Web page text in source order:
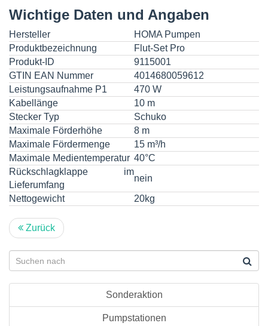
Wichtige Daten und Angaben
Hersteller
HOMA Pumpen
Produktbezeichnung
Flut-Set Pro
Produkt-ID
9115001
GTIN EAN Nummer
4014680059612
Leistungsaufnahme P1
470 W
Kabellänge
10 m
Stecker Typ
Schuko
Maximale Förderhöhe
8 m
Maximale Fördermenge
15 m³/h
Maximale Medientemperatur 40°C
Rückschlagklappe im
Lieferumfang
nein
Nettogewicht
20kg
Zurück
Sonderaktion
Pumpstationen